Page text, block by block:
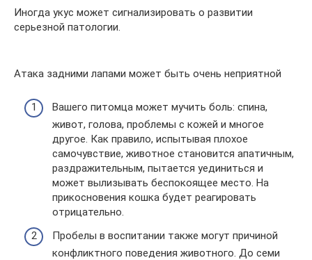
Иногда укус может сигнализировать о развитии
серьезной патологии.
Атака задними лапами может быть очень неприятной
Вашего питомца может мучить боль: спина,
живот, голова, проблемы с кожей и многое
другое. Как правило, испытывая плохое
самочувствие, животное становится апатичным,
раздражительным, пытается уединиться и
может вылизывать беспокоящее место. На
прикосновения кошка будет реагировать
отрицательно.
Пробелы в воспитании также могут причиной
конфликтного поведения животного. До семи